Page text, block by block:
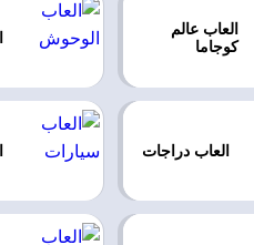
العاب عالم
كوجاما
العاب دراجات